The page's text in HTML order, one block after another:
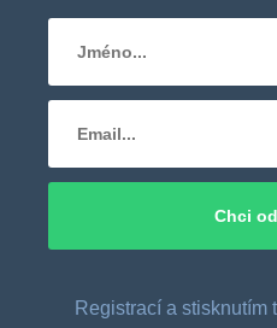
Registrací a stisknutím